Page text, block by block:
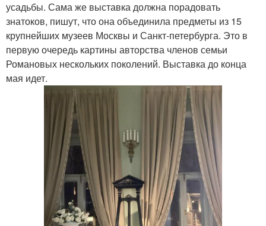
усадьбы. Сама же выставка должна порадовать
знатоков, пишут, что она объединила предметы из 15
крупнейших музеев Москвы и Санкт-петербурга. Это в
первую очередь картины авторства членов семьи
Романовых нескольких поколений. Выставка до конца
мая идет.